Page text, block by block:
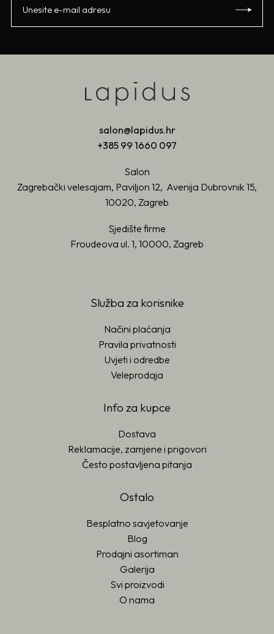
salon@lapidus.hr
+385 99 1660 097
Salon
Zagrebački velesajam, Paviljon 12, Avenija Dubrovnik 15,
10020, Zagreb
Sjedište firme
Froudeova ul. 1, 10000, Zagreb
Služba za korisnike
Načini plaćanja
Pravila privatnosti
Uvjeti i odredbe
Veleprodaja
Info za kupce
Dostava
Reklamacije, zamjene i prigovori
Često postavljena pitanja
Ostalo
Besplatno savjetovanje
Blog
Prodajni asortiman
Galerija
Svi proizvodi
O nama